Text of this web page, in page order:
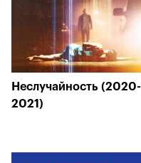
Неслучайность (2020-
2021)